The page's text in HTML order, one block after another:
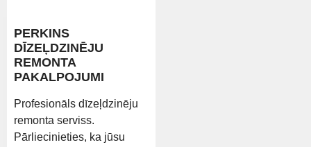
PERKINS
DĪZEĻDZINĒJU
REMONTA
PAKALPOJUMI
Profesionāls dīzeļdzinēju
remonta serviss.
Pārliecinieties, ka jūsu